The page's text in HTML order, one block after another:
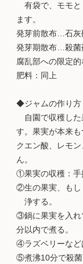
有袋で、モモと
ます。
発芽前散布…石灰
発芽期散布…殺菌
腐乱部への限定
肥料：同上
◆ジャムの作り方
自園で収穫した
す。果実が本来も
クエン酸、レモ
ん。
①果実の収穫：手
②生の果実、もし
浄する。
③鍋に果実を入れ
分以内で煮る。
④ラズベリーなど
⑤煮沸10分で殺菌